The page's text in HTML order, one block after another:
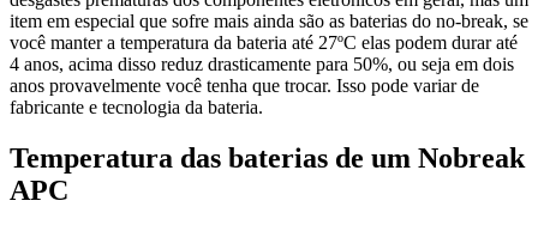
item em especial que sofre mais ainda são as baterias do no-break, se
você manter a temperatura da bateria até 27ºC elas podem durar até
4 anos, acima disso reduz drasticamente para 50%, ou seja em dois
anos provavelmente você tenha que trocar. Isso pode variar de
fabricante e tecnologia da bateria.
Temperatura das baterias de um Nobreak
APC